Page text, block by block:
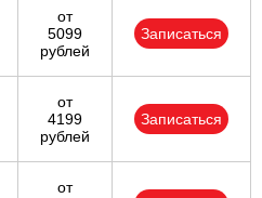
от
5099
рублей
Записаться
от
4199
рублей
Записаться
от